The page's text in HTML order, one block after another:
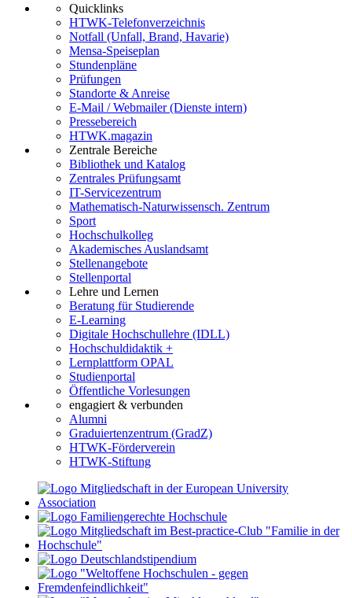
Quicklinks
HTWK-Telefonverzeichnis
Notfall (Unfall, Brand, Havarie)
Mensa-Speiseplan
Stundenpläne
Prüfungen
Standorte & Anreise
E-Mail / Webmailer (Dienste intern)
Pressebereich
HTWK.magazin
Zentrale Bereiche
Bibliothek und Katalog
Zentrales Prüfungsamt
IT-Servicezentrum
Mathematisch-Naturwissensch. Zentrum
Sport
Hochschulkolleg
Akademisches Auslandsamt
Stellenangebote
Stellenportal
Lehre und Lernen
Beratung für Studierende
E-Learning
Digitale Hochschullehre (IDLL)
Hochschuldidaktik +
Lernplattform OPAL
Studienportal
Öffentliche Vorlesungen
engagiert & verbunden
Alumni
Graduiertenzentrum (GradZ)
HTWK-Förderverein
HTWK-Stiftung